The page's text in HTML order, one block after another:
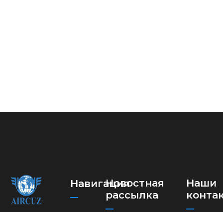
НавигацияНовостная
рассылка
Наши